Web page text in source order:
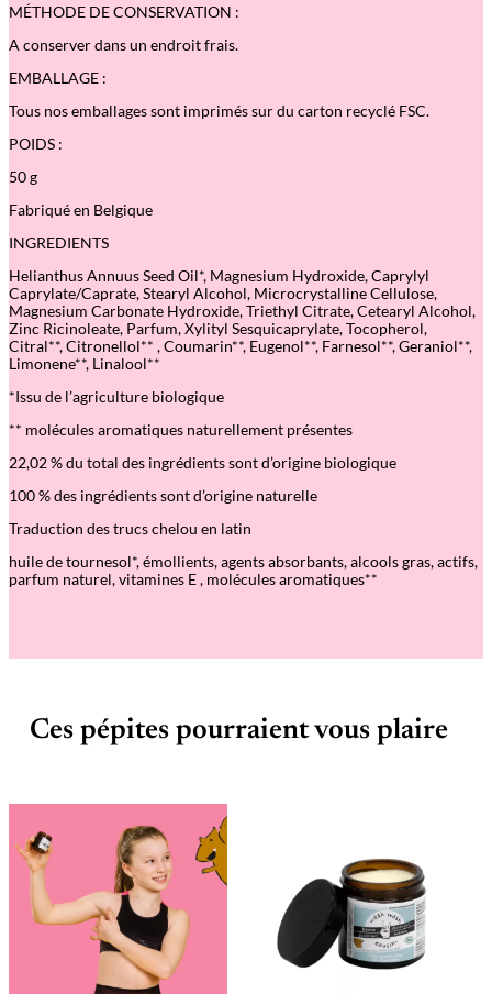
r
n
v
e
r
t
MÉTHODE DE CONSERVATION :
A conserver dans un endroit frais.
EMBALLAGE :
Tous nos emballages sont imprimés sur du carton recyclé FSC.
POIDS :
50 g
Fabriqué en Belgique
INGREDIENTS
Helianthus Annuus Seed Oil*, Magnesium Hydroxide, Caprylyl
Caprylate/Caprate, Stearyl Alcohol, Microcrystalline Cellulose,
Magnesium Carbonate Hydroxide, Triethyl Citrate, Cetearyl Alcohol,
Zinc Ricinoleate, Parfum, Xylityl Sesquicaprylate, Tocopherol,
Citral**, Citronellol** , Coumarin**, Eugenol**, Farnesol**, Geraniol**,
Limonene**, Linalool**
*Issu de l’agriculture biologique
** molécules aromatiques naturellement présentes
22,02 % du total des ingrédients sont d’origine biologique
100 % des ingrédients sont d’origine naturelle
Traduction des trucs chelou en latin
huile de tournesol*, émollients, agents absorbants, alcools gras, actifs,
parfum naturel, vitamines E , molécules aromatiques**
Ces pépites pourraient vous plaire